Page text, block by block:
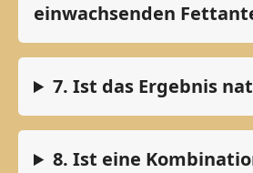
einwachsenden
7. Ist das Ergebnis
8. Ist eine